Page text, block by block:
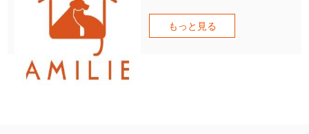
もっと見る